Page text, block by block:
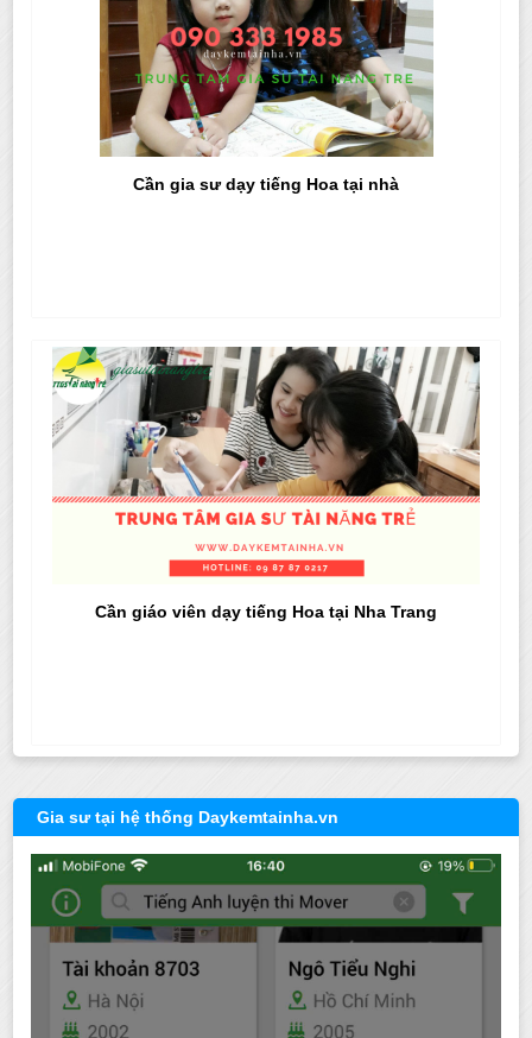
Cần gia sư dạy tiếng Hoa tại nhà
Cần giáo viên dạy tiếng Hoa tại Nha Trang
Gia sư tại hệ thống Daykemtainha.vn